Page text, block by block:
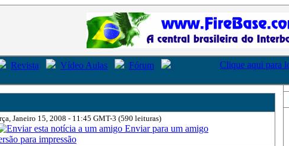
Revista Vídeo Aulas
Fórum
Clique aqui para
Janeiro 15, 2008 - 11:45 GMT-3 (590 leituras)
Enviar para um amigo
para impressão